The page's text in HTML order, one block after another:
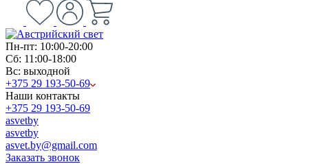
Пн-пт: 10:00-20:00
Сб: 11:00-18:00
Вс: выходной
+375 29 193-50-69
Наши контакты
+375 29 193-50-69
asvetby
asvetby
asvet.by@gmail.com
Заказать звонок